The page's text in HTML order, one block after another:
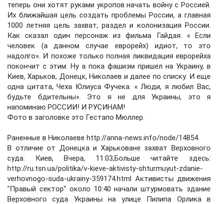
теперь они хотят руками укропов начать войну с Россией.
Их ближайшая цель создать проблемы России, а главная
1000 летняя цель захват, раздел и колонизация России.
Как сказал один персонаж из фильма Гайдая: « Если
человек (а данном случае еврорейх) идиот, то это
надолго». И похоже только полная ликвидация еврорейха
покончит с этим. Ну а пока фашизм пришел на Украину, в
Киев, Харьков, Донецк, Николаев и далее по списку. И еще
одна цитата, Чеха Юлиуса Фучека: « Люди, я любил Вас,
будьте бдительны». Это я не для Украины, это я
напоминаю РОССИИ! И РУСИНАМ!
Фото в заголовке это Гестапо Мюллер.
Раненные в Николаеве http://anna-news.info/node/14854
В отличие от Донецка и Харьковане захват Верховного
суда: Киев, Вчера, 11:03,Больше читайте здесь:
http://ru.tsn.ua/politika/v-kieve-aktivisty-shturmuyut-zdanie-
verhovnogo-suda-ukrainy-359174.html Активисты движения
"Правый сектор" около 10:40 начали штурмовать здание
Верховного суда Украины на улице Пилипа Орлика в